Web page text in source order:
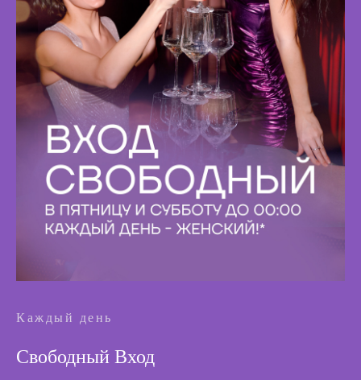
Каждый день
Свободный Вход